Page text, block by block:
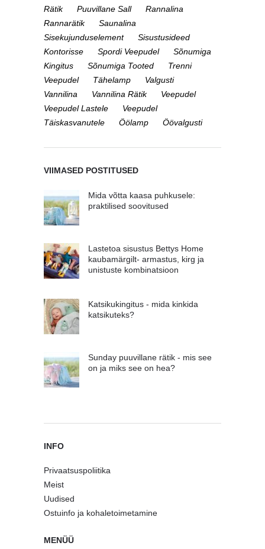
Rätik
Puuvillane Sall
Rannalina
Rannarätik
Saunalina
Sisekujunduselement
Sisustusideed
Kontorisse
Spordi Veepudel
Sõnumiga
Kingitus
Sõnumiga Tooted
Trenni
Veepudel
Tähelamp
Valgusti
Vannilina
Vannilina Rätik
Veepudel
Veepudel Lastele
Veepudel
Täiskasvanutele
Öölamp Öövalgusti
VIIMASED POSTITUSED
Mida võtta kaasa puhkusele:
praktilised soovitused
Lastetoa sisustus Bettys Home
kaubamärgilt- armastus, kirg ja
unistuste kombinatsioon
Katsikukingitus - mida kinkida
katsikuteks?
Sunday puuvillane rätik - mis see
on ja miks see on hea?
INFO
Privaatsuspoliitika
Meist
Uudised
Ostuinfo ja kohaletoimetamine
MENÜÜ